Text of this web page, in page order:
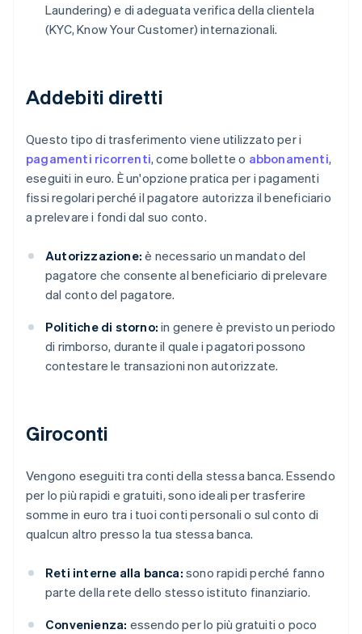
Laundering) e di adeguata verifica della clientela
(KYC, Know Your Customer) internazionali.
Addebiti diretti
Questo tipo di trasferimento viene utilizzato per i
pagamenti ricorrenti, come bollette o abbonamenti,
eseguiti in euro. È un'opzione pratica per i pagamenti
fissi regolari perché il pagatore autorizza il beneficiario
a prelevare i fondi dal suo conto.
Autorizzazione: è necessario un mandato del
pagatore che consente al beneficiario di prelevare
dal conto del pagatore.
Politiche di storno: in genere è previsto un periodo
di rimborso, durante il quale i pagatori possono
contestare le transazioni non autorizzate.
Giroconti
Vengono eseguiti tra conti della stessa banca. Essendo
per lo più rapidi e gratuiti, sono ideali per trasferire
somme in euro tra i tuoi conti personali o sul conto di
qualcun altro presso la tua stessa banca.
Reti interne alla banca: sono rapidi perché fanno
parte della rete dello stesso istituto finanziario.
Convenienza: essendo per lo più gratuiti o poco